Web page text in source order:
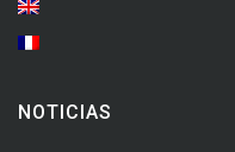
NOTICIAS